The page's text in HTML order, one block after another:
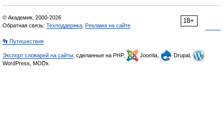
18+
© Академик, 2000-2026
Обратная связь: Техподдержка Реклама на сайте
👣 Путешествия
Экспорт словарей на сайты , сделанные на PHP, Joomla,
Drupal,
WordPress, MODx.